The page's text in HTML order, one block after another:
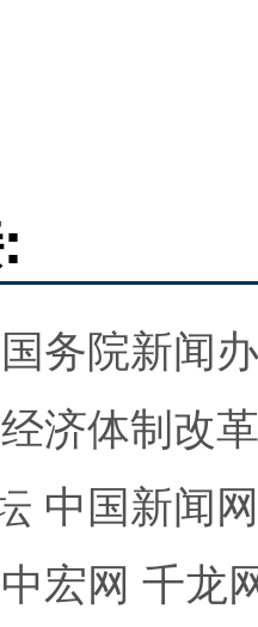
国务院新闻
济体制改
中国新闻网
中宏网 千龙